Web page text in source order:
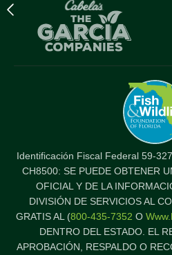
Elemento
del
logotipo
anterior
Identificación Fiscal Federal 59-
CH8500: SE PUEDE OBTENER
OFICIAL Y DE LA
DIVISIÓN DE SERVICIOS AL
GRATIS AL (800-435-7352 O
DENTRO DEL ESTADO. EL
APROBACIÓN, RESPALDO O